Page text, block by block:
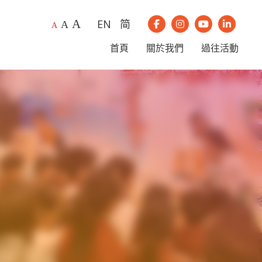
A A A EN 简 我們的Facebook
我們的Instagram
我們的我們的
首頁 關於我們 過往活動